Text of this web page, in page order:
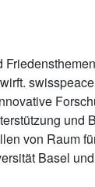
und
von Raum
Basel